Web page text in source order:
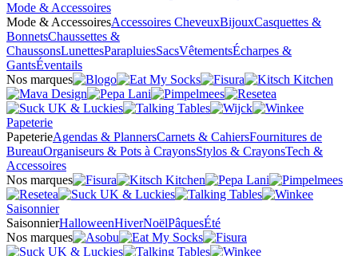
Mode & Accessoires
Mode & AccessoiresAccessoires CheveuxBijouxCasquettes &
BonnetsChaussettes &
ChaussonsLunettesParapluiesSacsVêtementsÉcharpes &
GantsÉventails
Nos marques
Papeterie
PapeterieAgendas & PlannersCarnets & CahiersFournitures de
BureauOrganiseurs & Pots à CrayonsStylos & CrayonsTech &
Accessoires
Nos marques
Saisonnier
SaisonnierHalloweenHiverNoëlPâquesÉté
Nos marques